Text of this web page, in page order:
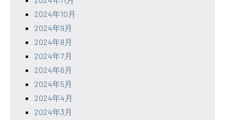
2024年10月
2024年9月
2024年8月
2024年7月
2024年6月
2024年5月
2024年4月
2024年3月